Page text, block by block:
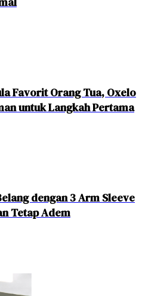
Favorit Orang Tua, Oxelo
untuk Langkah Pertama
dengan 3 Arm Sleeve
Tetap Adem